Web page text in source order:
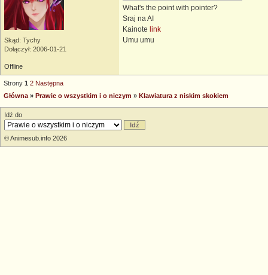
Skąd: Tychy
Dołączył: 2006-01-21
What's the point with pointer?
Sraj na AI
Kainote link
Umu umu
Offline
Strony 1 2 Następna
Główna » Prawie o wszystkim i o niczym » Klawiatura z niskim skokiem
Idź do
© Animesub.info 2026